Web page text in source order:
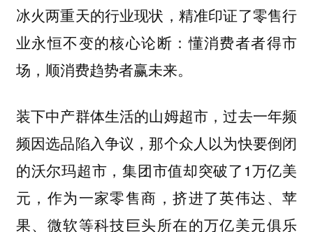
冰火两重天的行业现状，精准印证了零售行
业永恒不变的核心论断：懂消费者者得市
场，顺消费趋势者赢未来。
装下中产群体生活的山姆超市，过去一年频
频因选品陷入争议，那个众人以为快要倒闭
的沃尔玛超市，集团市值却突破了1万亿美
元，作为一家零售商，挤进了英伟达、苹
果、微软等科技巨头所在的万亿美元俱乐